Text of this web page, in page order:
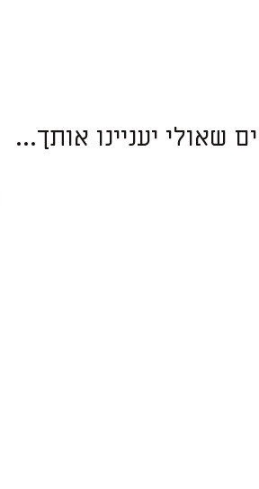
שאולי יעניינו אותך...